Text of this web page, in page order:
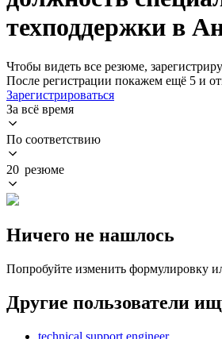
техподдержки в
Чтобы видеть все резюме,
После регистрации покажем ещё 5 и
Зарегистрироваться
За всё время
По соответствию
20 резюме
Ничего не нашлось
Попробуйте изменить формулировку
Другие пользователи
technical support engineer